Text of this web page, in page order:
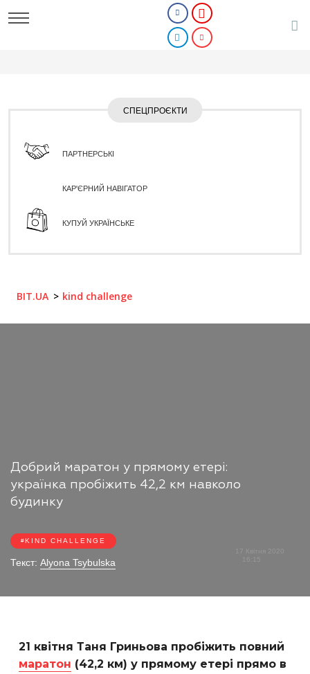
СПЕЦПРОЄКТИ
ПАРТНЕРСЬКІ
КАР'ЄРНИЙ НАВІГАТОР
КУПУЙ УКРАЇНСЬКЕ
BIT.UA kind challenge
Добрий маратон у прямому етері:
українка пробіжить 42,2 км навколо
будинку
KIND CHALLENGE
Текст: Alyona Tsybulska
17 Квітня 2020
21 квітня Таня Гриньова пробіжить повний
маратон (42,2 км) у прямому етері прямо в